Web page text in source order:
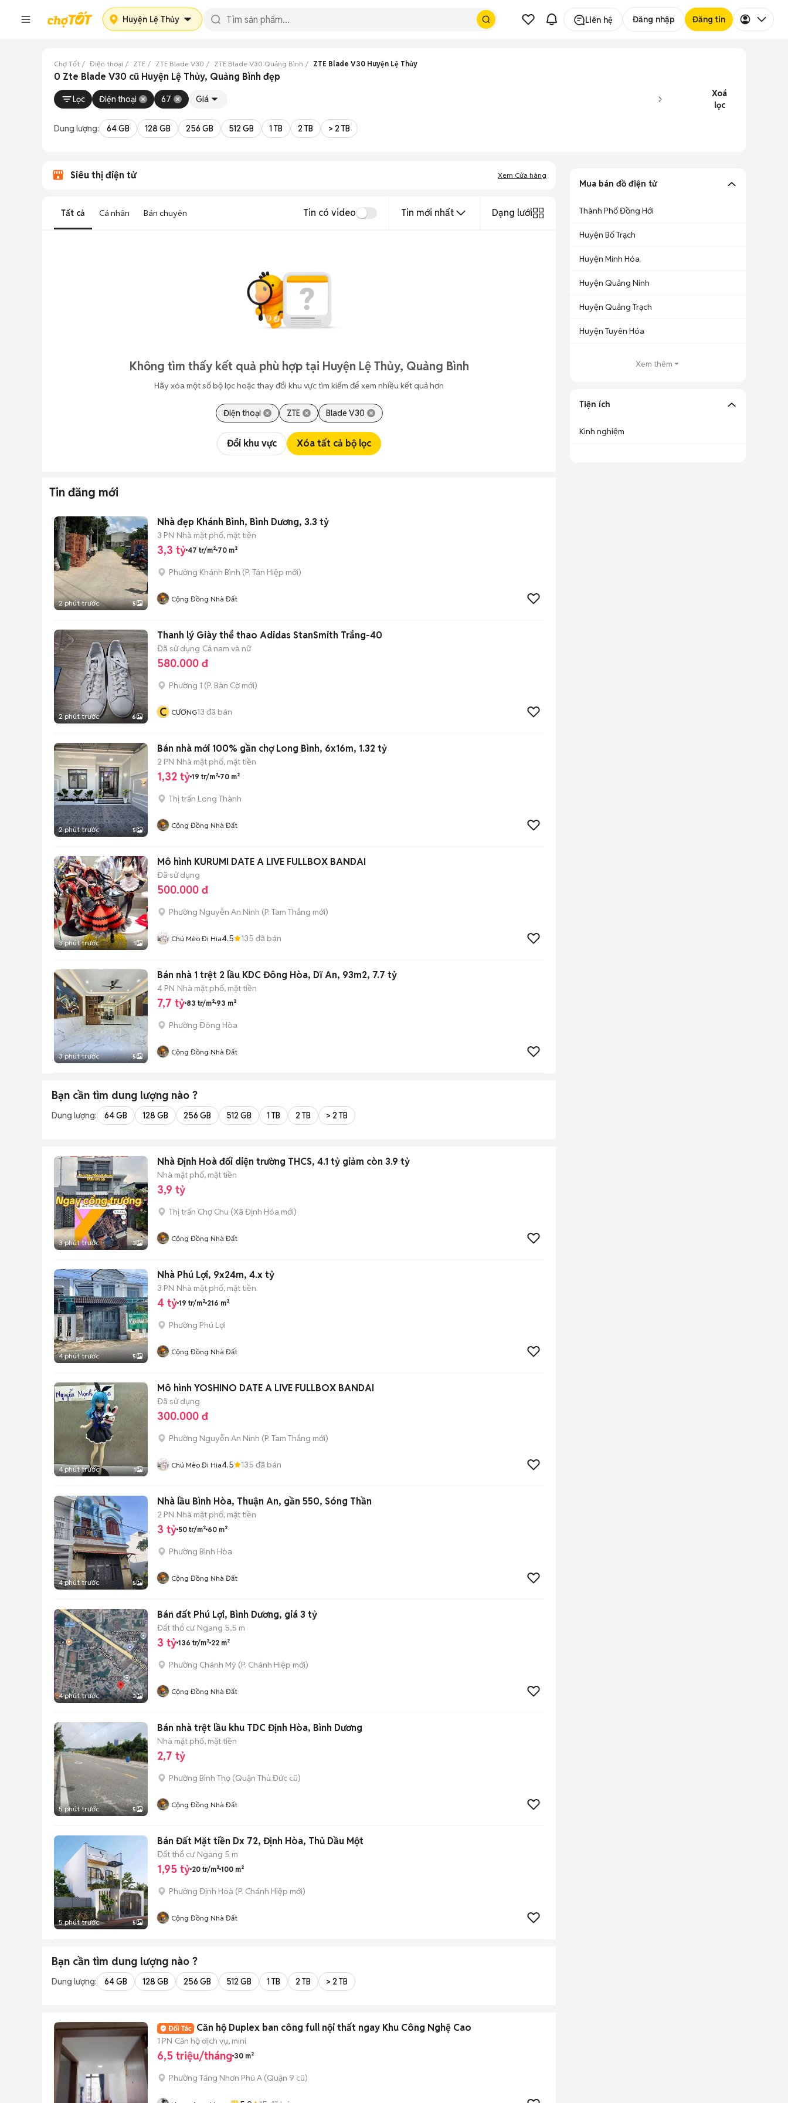
Huyện Lệ Thủy Liên hệ Đăng nhập Đăng tin
Chợ Tốt Điện thoại ZTE ZTE Blade V30 ZTE Blade V30 Quảng Bình ZTE Blade V30 Huyện Lệ Thủy
0 Zte Blade V30 cũ Huyện Lệ Thủy, Quảng Bình đẹp
Lọc Điện thoại 67 Giá
Xoá
lọc
Dung lượng: 64 GB 128 GB 256 GB 512 GB 1 TB 2 TB > 2 TB
Siêu thị điện tử Xem Cửa hàng
Tất cả Cá nhân Bán chuyên Tin có video Tin mới nhất Dạng lưới
Không tìm thấy kết quả phù hợp tại Huyện Lệ Thủy, Quảng Bình
Hãy xóa một số bộ lọc hoặc thay đổi khu vực tìm kiếm để xem nhiều kết quả hơn
Điện thoại ZTE Blade V30
Đổi khu vực Xóa tất cả bộ lọc
Tin đăng mới
2 phút trước 5
Nhà đẹp Khánh Bình, Bình Dương, 3.3 tỷ
3 PN Nhà mặt phố, mặt tiền
3,3 tỷ 47 tr/m² 70 m²
Phường Khánh Bình (P. Tân Hiệp mới)
Cộng Đồng Nhà Đất
2 phút trước 6
Thanh lý Giày thể thao Adidas StanSmith Trắng-40
Đã sử dụng Cả nam và nữ
580.000 đ
Phường 1 (P. Bàn Cờmới)
C CƯƠNG13 đã bán
2 phút trước 5
Bán nhà mới 100% gần chợ Long Bình, 6x16m, 1.32 tỷ
2 PN Nhà mặt phố, mặt tiền
1,32 tỷ 19 tr/m² 70 m²
Thị trấn Long Thành
Cộng Đồng Nhà Đất
3 phút trước 1
Mô hình KURUMI DATE A LIVE FULLBOX BANDAI
Đã sử dụng
500.000 đ
Phường Nguyễn An Ninh (P. Tam Thắng mới)
Chú Mèo Đi Hia4.5 135 đã bán
3 phút trước 5
Bán nhà 1 trệt 2 lầu KDC Đông Hòa, Dĩ An, 93m2, 7.7 tỷ
4 PN Nhà mặt phố, mặt tiền
7,7 tỷ 83 tr/m² 93 m²
Phường Đông Hòa
Cộng Đồng Nhà Đất
Bạn cần tìm dung lượng nào ?
Dung lượng: 64 GB 128 GB 256 GB 512 GB 1 TB 2 TB > 2 TB
3 phút trước 3
Nhà Định Hoà đối diện trường THCS, 4.1 tỷ giảm còn 3.9 tỷ
Nhà mặt phố, mặt tiền
3,9 tỷ
Thị trấn Chợ Chu (Xã Định Hóa mới)
Cộng Đồng Nhà Đất
4 phút trước 5
Nhà Phú Lợi, 9x24m, 4.x tỷ
3 PN Nhà mặt phố, mặt tiền
4 tỷ 19 tr/m² 216 m²
Phường Phú Lợi
Cộng Đồng Nhà Đất
4 phút trước 1
Mô hình YOSHINO DATE A LIVE FULLBOX BANDAI
Đã sử dụng
300.000 đ
Phường Nguyễn An Ninh (P. Tam Thắng mới)
Chú Mèo Đi Hia4.5 135 đã bán
4 phút trước 5
Nhà lầu Bình Hòa, Thuận An, gần 550, Sóng Thần
2 PN Nhà mặt phố, mặt tiền
3 tỷ 50 tr/m² 60 m²
Phường Bình Hòa
Cộng Đồng Nhà Đất
4 phút trước 3
Bán đất Phú Lợi, Bình Dương, giá 3 tỷ
Đất thổ cư Ngang 5,5 m
3 tỷ 136 tr/m² 22 m²
Phường Chánh Mỹ (P. Chánh Hiệp mới)
Cộng Đồng Nhà Đất
5 phút trước 5
Bán nhà trệt lầu khu TDC Định Hòa, Bình Dương
Nhà mặt phố, mặt tiền
2,7 tỷ
Phường Bình Thọ (Quận Thủ Đức cũ)
Cộng Đồng Nhà Đất
5 phút trước 5
Bán Đất Mặt tiền Dx 72, Định Hòa, Thủ Dầu Một
Đất thổ cư Ngang 5 m
1,95 tỷ 20 tr/m² 100 m²
Phường Định Hoà (P. Chánh Hiệp mới)
Cộng Đồng Nhà Đất
Bạn cần tìm dung lượng nào ?
Dung lượng: 64 GB 128 GB 256 GB 512 GB 1 TB 2 TB > 2 TB
Căn hộ Duplex ban công full nội thất ngay Khu Công Nghệ Cao
1 PN Căn hộ dịch vụ, mini
6,5 triệu/tháng 30 m²
Phường Tăng Nhơn Phú A (Quận 9 cũ)
Mua bán đồ điện tử
Thành Phố Đồng Hới
Huyện Bố Trạch
Huyện Minh Hóa
Huyện Quảng Ninh
Huyện Quảng Trạch
Huyện Tuyên Hóa
Xem thêm
Tiện ích
Kinh nghiệm